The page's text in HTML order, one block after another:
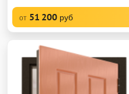
от 51 200 руб